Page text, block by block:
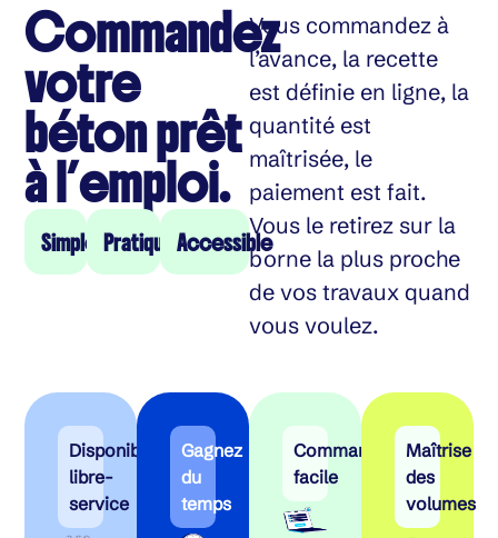
Commandez
votre
béton prêt
à l’emploi.
Simple Pratique Accessible
Vous commandez à
l’avance, la recette
est définie en ligne, la
quantité est
maîtrisée, le
paiement est fait.
Vous le retirez sur la
borne la plus proche
de vos travaux quand
vous voulez.
Disponibilité
libre-
service
Gagnez
du
temps
Commande
facile
Maîtrise
des
volumes